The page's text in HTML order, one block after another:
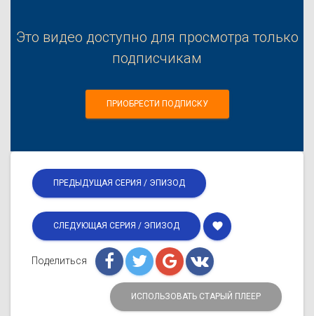
Это видео доступно для просмотра только
подписчикам
ПРИОБРЕСТИ ПОДПИСКУ
ПРЕДЫДУЩАЯ СЕРИЯ / ЭПИЗОД
СЛЕДУЮЩАЯ СЕРИЯ / ЭПИЗОД favorite
Поделиться
ИСПОЛЬЗОВАТЬ СТАРЫЙ ПЛЕЕР